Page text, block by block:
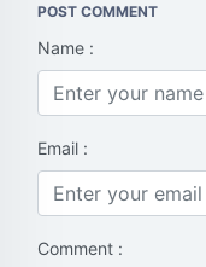
POST COMMENT
Name :
Email :
Comment :